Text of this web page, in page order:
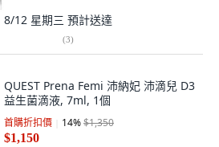
8/12 星期三 預計送達
(3)
QUEST Prena Femi 沛納妃 沛滴兒 D3
益生菌滴液, 7ml, 1個
首購折扣價 14%$1,350
$1,150